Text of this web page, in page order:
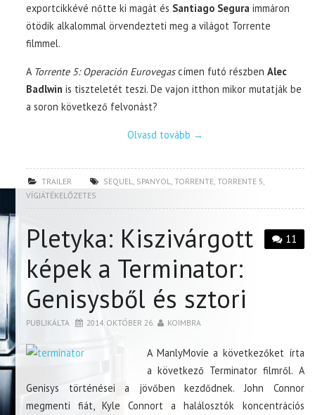
exportcikkévé nőtte ki magát és Santiago Segura immáron
ötödik alkalommal örvendezteti meg a világot Torrente
filmmel.
A Torrente 5: Operación Eurovegascímen futó részbenAlec
Badlwin is tiszteletét teszi. De vajon itthon mikor mutatják be
a soron következő felvonást?
Olvasd tovább →
TRAILER SEQUEL SPANYOL ,TORRENTE ,TORRENTE 5
VÍGJÁTÉKELŐZETES
11
Pletyka: Kiszivárgott
képek a Terminator:
Genisysből és sztori
PUBLIKÁLTA 2014. OKTÓBER 26. KOIMBRA
A ManlyMovie a következőket írta
a következő Terminator filmről. A
Genisys történései a jövőben kezdődnek. John Connor
megmenti fiát, Kyle Connort a halálosztók koncentrációs